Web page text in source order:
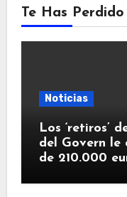
Te Has Perdido
Noticias
Los ‘retiros’
del Govern le
de 210.000